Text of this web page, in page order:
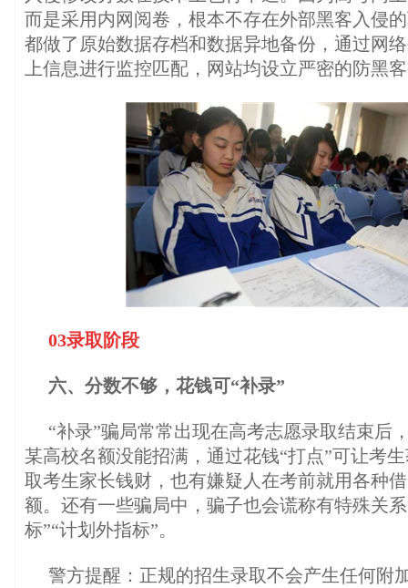
而是采用内网阅卷，根本不存在外部黑客入侵
都做了原始数据存档和数据异地备份，通过网
上信息进行监控匹配，网站均设立严密的防黑
03录取阶段
六、分数不够，花钱可“补录”
“补录”骗局常常出现在高考志愿录取结束后
某高校名额没能招满，通过花钱“打点”可让考
取考生家长钱财，也有嫌疑人在考前就用各种
额。还有一些骗局中，骗子也会谎称有特殊关
标”“计划外指标”。
警方提醒：正规的招生录取不会产生任何附